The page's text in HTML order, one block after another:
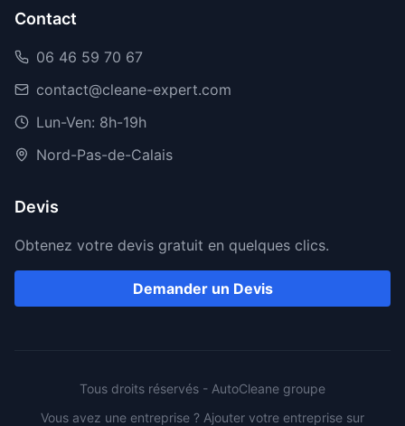
Contact
06 46 59 70 67
contact@cleane-expert.com
Lun-Ven: 8h-19h
Nord-Pas-de-Calais
Devis
Obtenez votre devis gratuit en quelques clics.
Demander un Devis
Tous droits réservés - AutoCleane groupe
Vous avez une entreprise ? Ajouter votre entreprise sur